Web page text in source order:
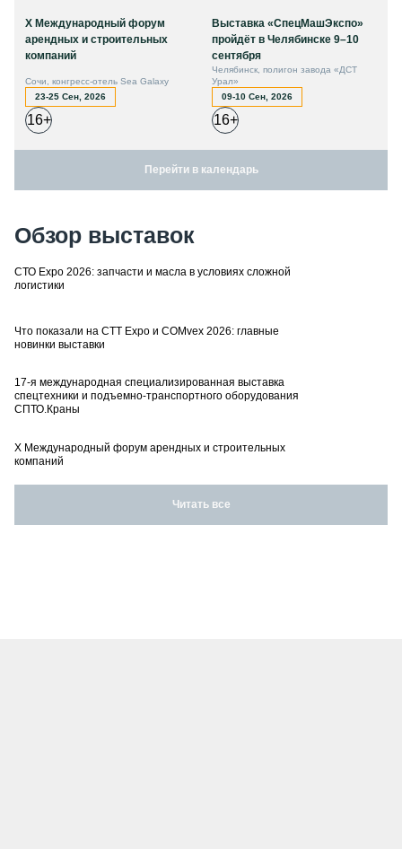
X Международный форум
арендных и строительных
компаний
Сочи, конгресс-отель Sea Galaxy
23-25 Сен, 2026
16+
Выставка «СпецМашЭкспо»
пройдёт в Челябинске 9–10
сентября
Челябинск, полигон завода «ДСТ
Урал»
09-10 Сен, 2026
16+
Перейти в календарь
Обзор выставок
СТО Expo 2026: запчасти и масла в условиях сложной
логистики
Что показали на CTT Expo и COMvex 2026: главные
новинки выставки
17-я международная специализированная выставка
спецтехники и подъемно-транспортного оборудования
СПТО.Краны
X Международный форум арендных и строительных
компаний
Читать все